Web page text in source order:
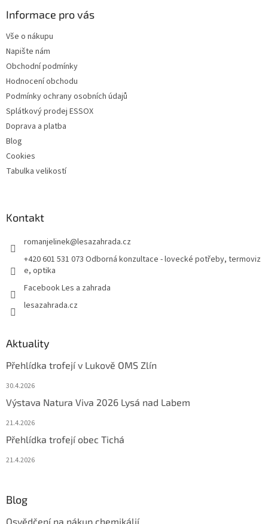
Informace pro vás
Vše o nákupu
Napište nám
Obchodní podmínky
Hodnocení obchodu
Podmínky ochrany osobních údajů
Splátkový prodej ESSOX
Doprava a platba
Blog
Cookies
Tabulka velikostí
Kontakt
romanjelinek@lesazahrada.cz
+420 601 531 073 Odborná konzultace - lovecké potřeby, termoviz
e, optika
Facebook Les a zahrada
lesazahrada.cz
Aktuality
Přehlídka trofejí v Lukově OMS Zlín
30.4.2026
Výstava Natura Viva 2026 Lysá nad Labem
21.4.2026
Přehlídka trofejí obec Tichá
21.4.2026
Blog
Osvědčení na nákup chemikálií